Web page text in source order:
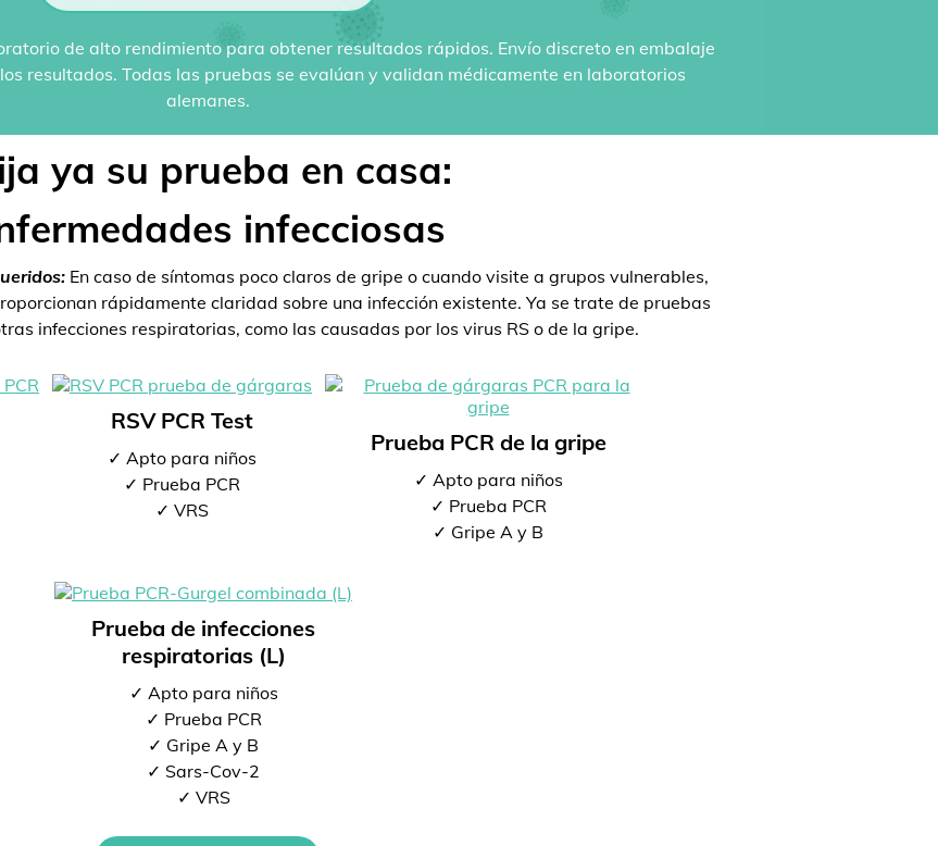
de alto rendimiento para obtener resultados rápidos. Envío discreto en embalaje
resultados. Todas las pruebas se evalúan y validan médicamente en laboratorios
alemanes.
ya su prueba en casa:
infecciosas
En caso de síntomas poco claros de gripe o cuando visite a grupos vulnerables,
rápidamente claridad sobre una infección existente. Ya se trate de pruebas
infecciones respiratorias, como las causadas por los virus RS o de la gripe.
RSV PCR Test
✓ Apto para niños
✓ Prueba PCR
✓ VRS
Prueba PCR de la gripe
✓ Apto para niños
✓ Prueba PCR
✓ Gripe A y B
Prueba de infecciones
respiratorias (L)
✓ Apto para niños
✓ Prueba PCR
✓ Gripe A y B
✓ Sars-Cov-2
✓ VRS